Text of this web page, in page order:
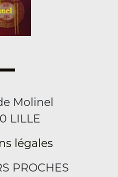
Molinel
LILLE
légales
PROCHES